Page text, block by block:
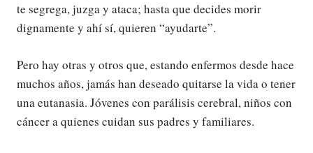
te segrega, juzga y ataca; hasta que decides morir
dignamente y ahí sí, quieren “ayudarte”.
Pero hay otras y otros que, estando enfermos desde hace
muchos años, jamás han deseado quitarse la vida o tener
una eutanasia. Jóvenes con parálisis cerebral, niños con
cáncer a quienes cuidan sus padres y familiares.